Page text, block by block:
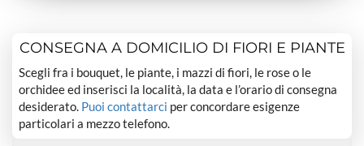
CONSEGNA A DOMICILIO DI FIORI E PIANTE
Scegli fra i bouquet, le piante, i mazzi di fiori, le rose o le
orchidee ed inserisci la località, la data e l’orario di consegna
desiderato. Puoi contattarci per concordare esigenze
particolari a mezzo telefono.